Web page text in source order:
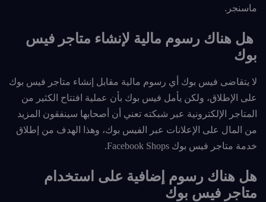
ماسنجر.
هل هناك رسوم مالية لإنشاء متاجر فيس
بوك
لا يتقاضى فيس بوك أي رسوم مالية مقابل إنشاء متاجر فيس بوك
على الإطلاق، ولكن يأمل فيس بوك بأن عملية افتتاح الكثير من
المتاجر الإلكترونية عبر شبكته تعني أن أصحابها سينفقون المزيد
من المال على الإعلانات عبر الفيس بوك، وهذا الهدف من إطلاق
خدمة متاجر فيس بوك Facebook Shops.
هل هناك رسوم إضافية على استخدام
متاجر فيس بوك